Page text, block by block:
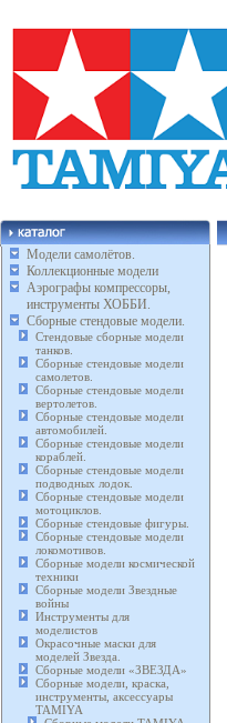
Модели самолётов.
Коллекционные модели
Аэрографы компрессоры,
инструменты ХОББИ.
Сборные стендовые модели.
Стендовые сборные модели
танков.
Сборные стендовые модели
самолетов.
Сборные стендовые модели
вертолетов.
Сборные стендовые модели
автомобилей.
Сборные стендовые модели
кораблей.
Сборные стендовые модели
подводных лодок.
Сборные стендовые модели
мотоциклов.
Сборные стендовые фигуры.
Сборные стендовые модели
локомотивов.
Сборные модели космической
техники
Сборные модели Звездные
войны
Инструменты для
моделистов
Окрасочные маски для
моделей Звезда.
Сборные модели «ЗВЕЗДА»
Сборные модели, краска,
инструменты, аксессуары
TAMIYA